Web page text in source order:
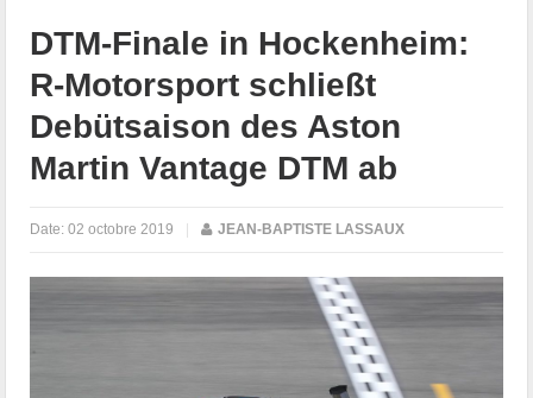
DTM-Finale in Hockenheim:
R-Motorsport schließt
Debütsaison des Aston
Martin Vantage DTM ab
Date:02 octobre 2019 | JEAN-BAPTISTE LASSAUX